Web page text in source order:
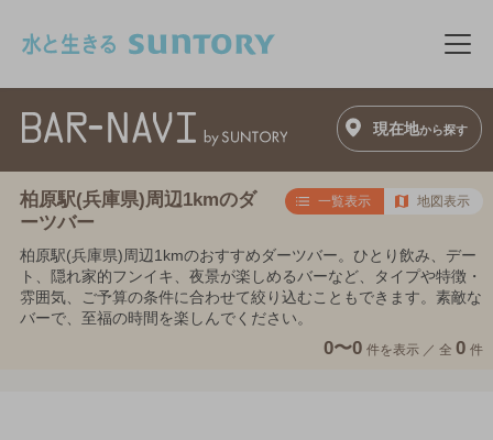
メ
現在地から探す
柏原駅(兵庫県)周辺1kmのダ
ーツバー
一覧表示 地図表示
柏原駅(兵庫県)周辺1kmのおすすめダーツバー。ひとり飲み、デー
ト、隠れ家的フンイキ、夜景が楽しめるバーなど、タイプや特徴・
雰囲気、ご予算の条件に合わせて絞り込むこともできます。素敵な
バーで、至福の時間を楽しんでください。
0〜0 件を表示 ／ 全 0 件